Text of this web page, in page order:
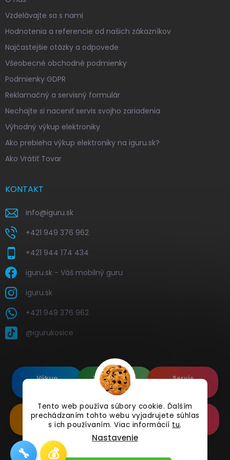
Tento web používa súbory cookie. Ďalším
prechádzaním tohto webu vyjadrujete súhlas
s ich používaním. Viac informácií tu.
Nastavenie
Vzdelávajte sa s nami
Hodnotenia a referencie od našich zákazníkov
Najčastejšie otázky a odpovede
Všeobecné obchodné podmienky
Podmienky GDPR
Reklamačný a servisný formulár
Nechajte si naceniť servis svojho zariadenia
Výhodný výkup elektroniky
Ako prebieha výkup elektroniky na iguru.sk?
Ako Vrátiť Tovar
KONTAKT
info@iguru.sk
+421 949 376 962
+421 944 174 434
iguru.sk - Váš mobilný guru
iguru.sk
+421 949 376 962
@igurukosice
Výkup
Renovované
Apple's
Servis
Renovované
Samsung's
Doplnkové
Príslušenstvo
Online
Reklamácia
🔧 💰